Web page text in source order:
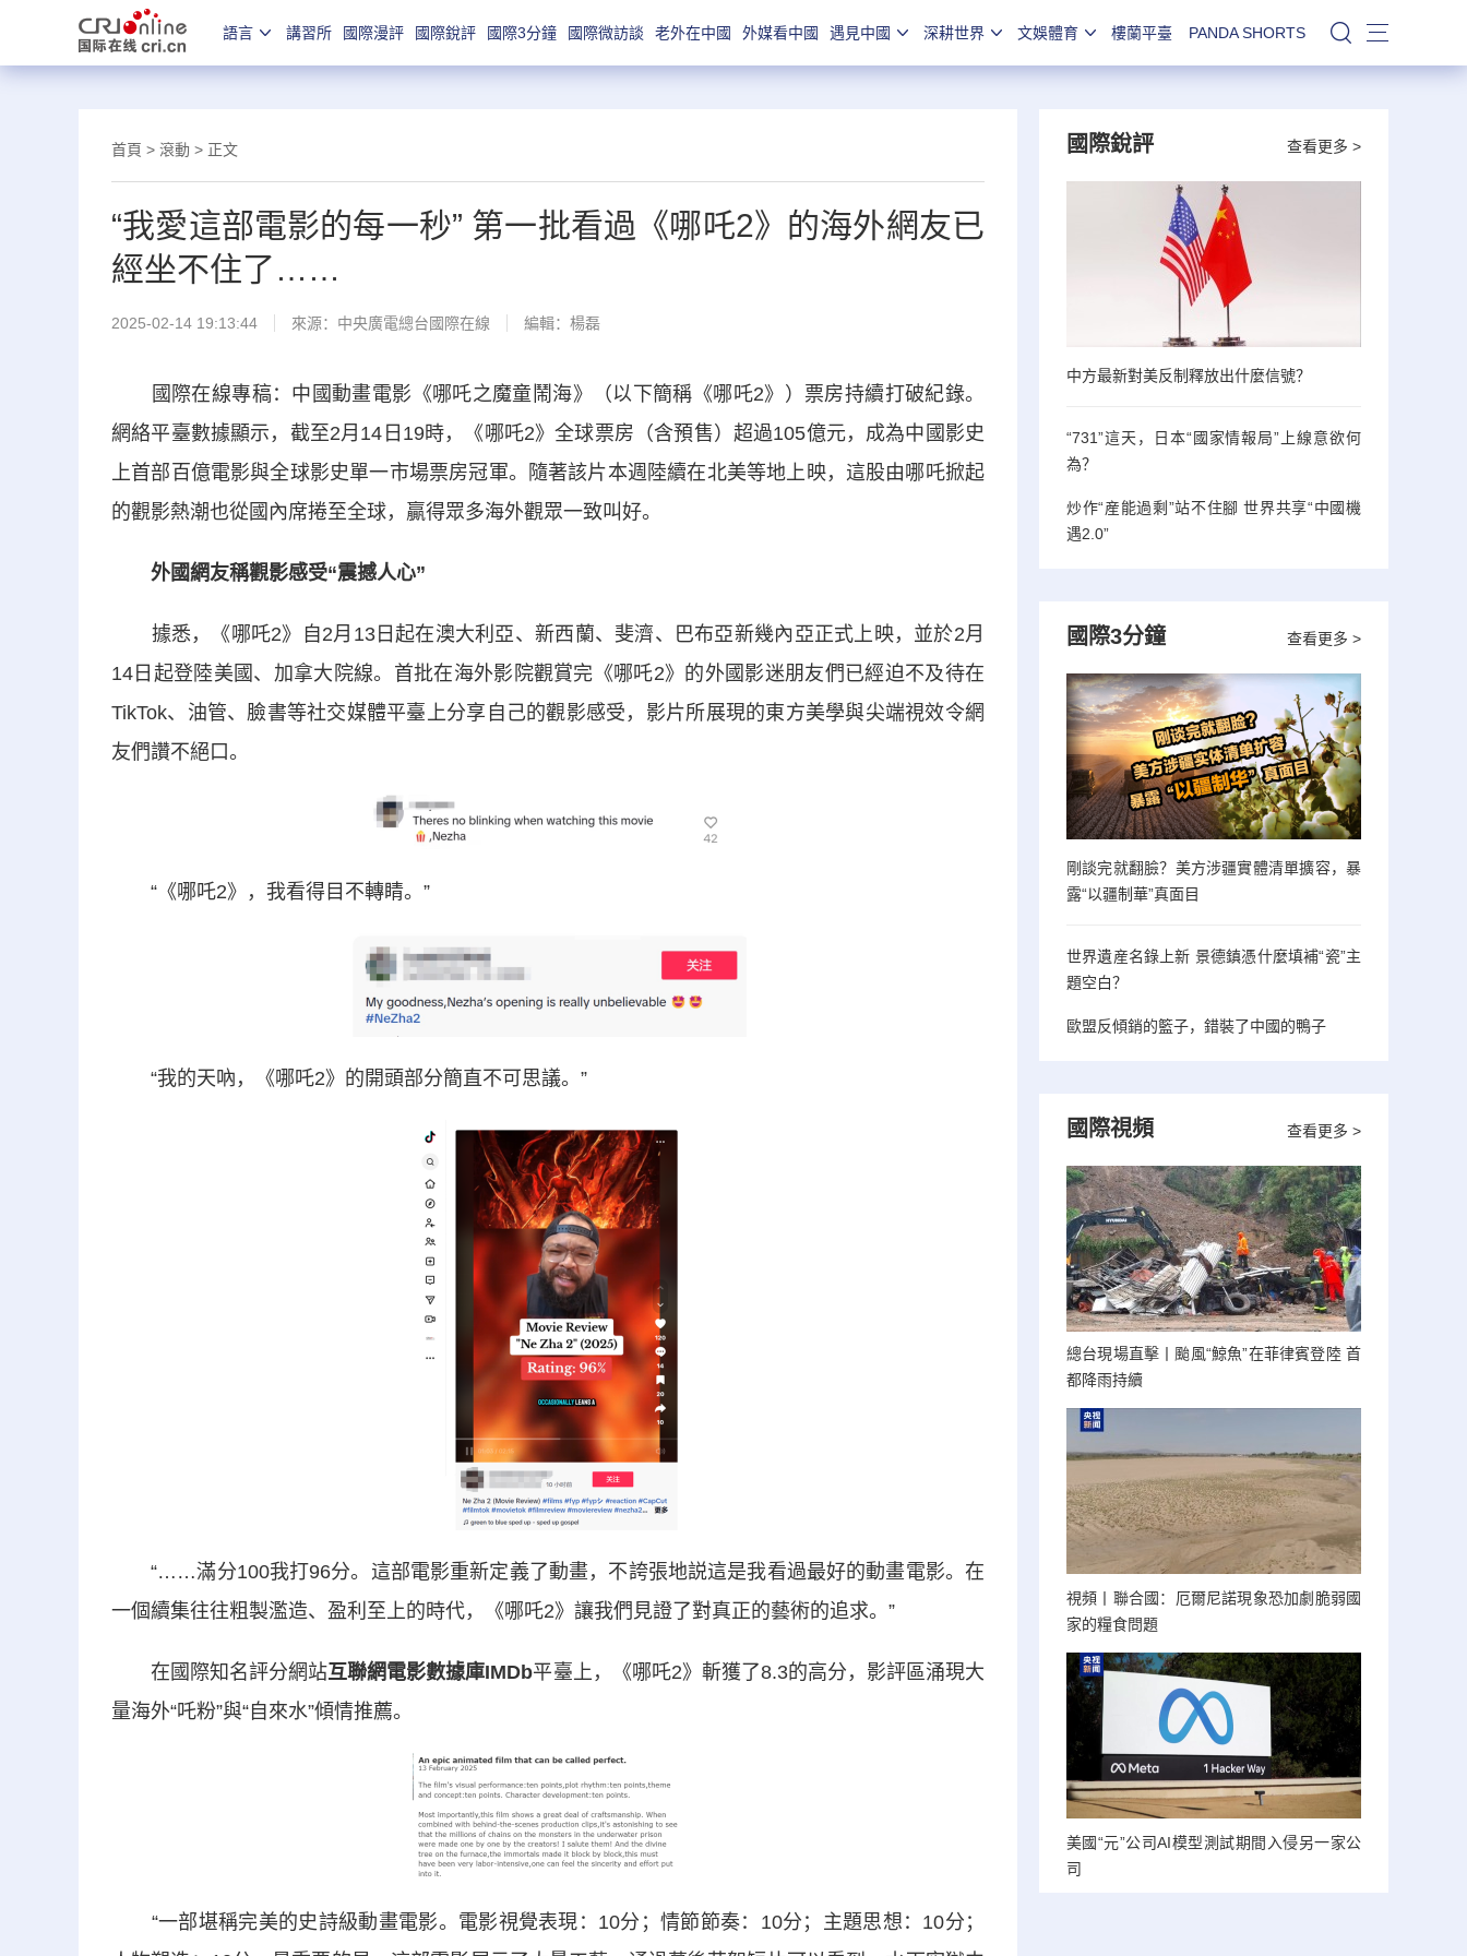
語言 講習所 國際漫評 國際銳評 國際3分鐘 國際微訪談 老外在中國 外媒看中國 遇見中國 深耕世界 文娛體育 樓蘭平臺 PANDA SHORTS 站內搜索
首頁 > 滾動 > 正文
“我愛這部電影的每一秒” 第一批看過《哪吒2》的海外網友已
經坐不住了……
2025-02-14 19:13:44 來源：中央廣電總台國際在線 編輯：楊磊
國際在線專稿：中國動畫電影《哪吒之魔童鬧海》（以下簡稱《哪吒2》）票房持續打破紀錄。
網絡平臺數據顯示，截至2月14日19時，《哪吒2》全球票房（含預售）超過105億元，成為中國影史
上首部百億電影與全球影史單一市場票房冠軍。隨著該片本週陸續在北美等地上映，這股由哪吒掀起
的觀影熱潮也從國內席捲至全球，贏得眾多海外觀眾一致叫好。
外國網友稱觀影感受“震撼人心”
據悉，《哪吒2》自2月13日起在澳大利亞、新西蘭、斐濟、巴布亞新幾內亞正式上映，並於2月
14日起登陸美國、加拿大院線。首批在海外影院觀賞完《哪吒2》的外國影迷朋友們已經迫不及待在
TikTok、油管、臉書等社交媒體平臺上分享自己的觀影感受，影片所展現的東方美學與尖端視效令網
友們讚不絕口。
“《哪吒2》，我看得目不轉睛。”
“我的天吶，《哪吒2》的開頭部分簡直不可思議。”
“……滿分100我打96分。這部電影重新定義了動畫，不誇張地説這是我看過最好的動畫電影。在
一個續集往往粗製濫造、盈利至上的時代，《哪吒2》讓我們見證了對真正的藝術的追求。”
在國際知名評分網站互聯網電影數據庫IMDb平臺上，《哪吒2》斬獲了8.3的高分，影評區涌現大
量海外“吒粉”與“自來水”傾情推薦。
“一部堪稱完美的史詩級動畫電影。電影視覺表現：10分；情節節奏：10分；主題思想：10分；
查看更多 >
國際銳評
中方最新對美反制釋放出什麼信號？
“731”這天，日本“國家情報局”上線意欲何
為？
炒作“産能過剩”站不住腳 世界共享“中國機
遇2.0”
查看更多 >
國際3分鐘
剛談完就翻臉？美方涉疆實體清單擴容，暴
露“以疆制華”真面目
世界遺産名錄上新 景德鎮憑什麼填補“瓷”主
題空白？
歐盟反傾銷的籃子，錯裝了中國的鴨子
查看更多 >
國際視頻
總台現場直擊丨颱風“鯨魚”在菲律賓登陸 首
都降雨持續
視頻丨聯合國：厄爾尼諾現象恐加劇脆弱國
家的糧食問題
美國“元”公司AI模型測試期間入侵另一家公
司